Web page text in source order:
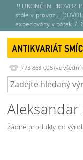
!!! UKONČEN PROVOZ
stále v provozu.
expedovány v pátek 7.
773 868 005 (ve všední
Aleksandar
Žádné produkty od